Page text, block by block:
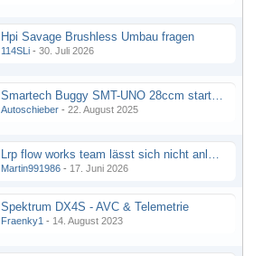
Hpi Savage Brushless Umbau fragen
114SLi - 30. Juli 2026
Smartech Buggy SMT-UNO 28ccm startet nicht
Autoschieber - 22. August 2025
Lrp flow works team lässt sich nicht anlernen
Martin991986 - 17. Juni 2026
Spektrum DX4S - AVC & Telemetrie
Fraenky1 - 14. August 2023